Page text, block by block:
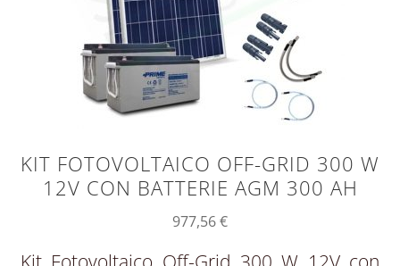
KIT FOTOVOLTAICO OFF-GRID 300 W
12V CON BATTERIE AGM 300 AH
977,56€